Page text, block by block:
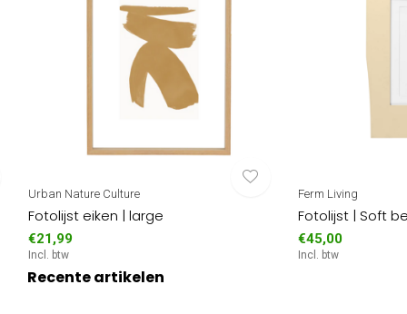
Urban Nature Culture
Fotolijst eiken | large
€21,99
Incl. btw
Ferm Living
Fotolijst | Soft
€45,00
Incl. btw
Recente artikelen